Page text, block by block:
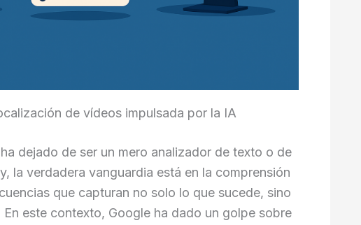
de vídeos impulsada por la IA
dejado de ser un mero analizador de texto o de
la verdadera vanguardia está en la comprensión
que capturan no solo lo que sucede, sino
este contexto, Google ha dado un golpe sobre